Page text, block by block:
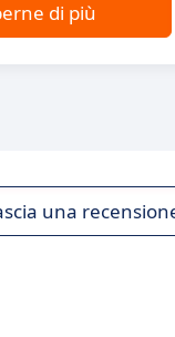
di più
una